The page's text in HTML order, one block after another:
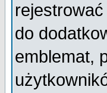
do
emblemat,